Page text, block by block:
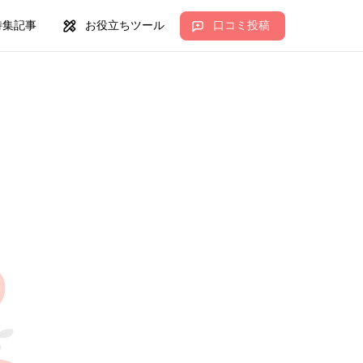
集記事 お役立ちツール 口コミ投稿